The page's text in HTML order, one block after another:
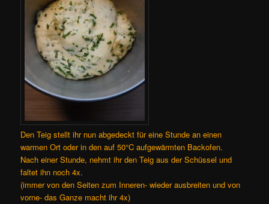
Den Teig stellt ihr nun abgedeckt für eine Stunde an einen
warmen Ort oder in den auf 50°C aufgewärmten Backofen.
Nach einer Stunde, nehmt ihr den Teig aus der Schüssel und
faltet ihn noch 4x.
(immer von den Seiten zum Inneren- wieder ausbreiten und von
vorne- das Ganze macht ihr 4x)